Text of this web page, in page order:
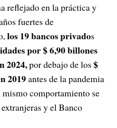
reflejado en la práctica y
fuertes de
los 19 bancos privados
por $ 6,90 billones
2024,por debajo de los $
2019antes de la pandemia
mismo comportamiento se
y el Banco